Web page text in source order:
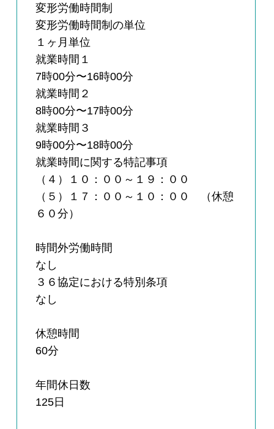
変形労働時間制
変形労働時間制の単位
１ヶ月単位
就業時間１
7時00分〜16時00分
就業時間２
8時00分〜17時00分
就業時間３
9時00分〜18時00分
就業時間に関する特記事項
（４）１０：００～１９：００
（５）１７：００～１０：００ （休憩
６０分）
時間外労働時間
なし
３６協定における特別条項
なし
休憩時間
60分
年間休日数
125日